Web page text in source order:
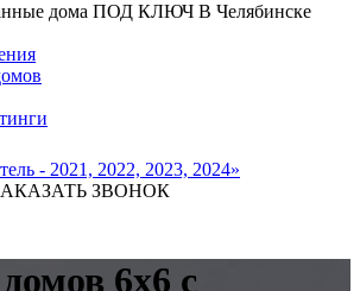
дома ПОД КЛЮЧ В Челябинске
- 2021, 2022, 2023, 2024»
ЗВОНОК
6x6 с